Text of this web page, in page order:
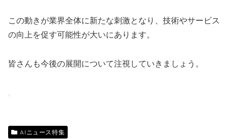
この動きが業界全体に新たな刺激となり、技術やサービス
の向上を促す可能性が大いにあります。
皆さんも今後の展開について注視していきましょう。
AIニュース特集